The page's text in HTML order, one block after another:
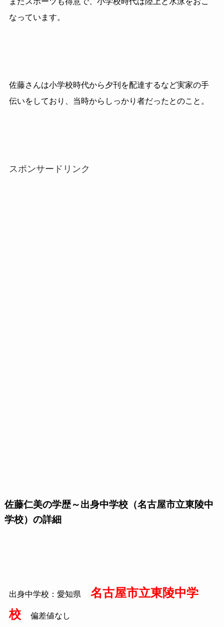
なっています。
佐藤さんは小学校時代から夕刊を配達するなど実家の手
伝いをしており、当時からしっかり者だったとのこと。
スポンサードリンク
佐藤仁美の学歴～出身中学校（名古屋市立東陵中
学校）の詳細
出身中学校：愛知県
名古屋市立東陵中学
校
偏差値なし